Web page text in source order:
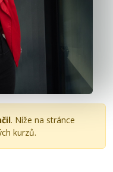
. Níže na stránce
kurzů.